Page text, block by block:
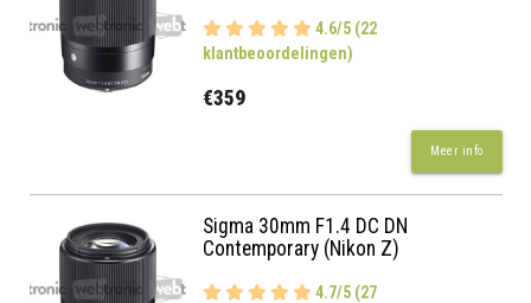
4.6/5 (22
klantbeoordelingen)
€359
Meer info
Sigma 30mm F1.4 DC DN
Contemporary (Nikon Z)
4.7/5 (27